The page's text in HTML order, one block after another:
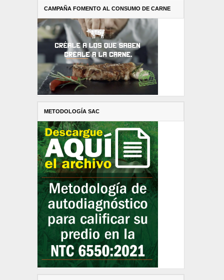
CAMPAÑA FOMENTO AL CONSUMO DE CARNE
METODOLOGÍA SAC